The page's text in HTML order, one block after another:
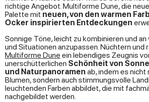
of their services.
richtige Angebot. Multiforme Dune, die
Palette mit neuen, von den warmen
Ocker inspirierten Entdeckungen
Sonnige Töne, leicht zu kombinieren und
und Situationen anzupassen. Nüchtern und
Multiforme Dune ein lebendiges Zeugnis
unerschütterlichen Schönheit von
und Naturpanoramen ab, indem es
Blumen, sondern auch stimmungsvolle
leuchtenden Farben abbildet, die mit
nachgebildet werden.